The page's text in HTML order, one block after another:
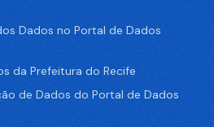
Dados no Portal de Dados
da Prefeitura do Recife
de Dados do Portal de Dados